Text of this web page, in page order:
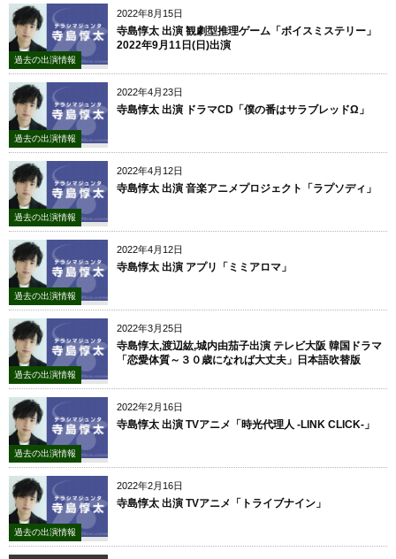
2022年8月15日
過去の出演情報
寺島惇太 出演 観劇型推理ゲーム「ボイスミステリー」
2022年9月11日(日)出演
2022年4月23日
過去の出演情報
寺島惇太 出演 ドラマCD「僕の番はサラブレッドΩ」
2022年4月12日
過去の出演情報
寺島惇太 出演 音楽アニメプロジェクト「ラプソディ」
2022年4月12日
過去の出演情報
寺島惇太 出演 アプリ「ミミアロマ」
2022年3月25日
過去の出演情報
寺島惇太,渡辺紘,城内由茄子出演 テレビ大阪 韓国ドラマ
「恋愛体質～３０歳になれば大丈夫」日本語吹替版
2022年2月16日
過去の出演情報
寺島惇太 出演 TVアニメ「時光代理人 -LINK CLICK-」
2022年2月16日
過去の出演情報
寺島惇太 出演 TVアニメ「トライブナイン」